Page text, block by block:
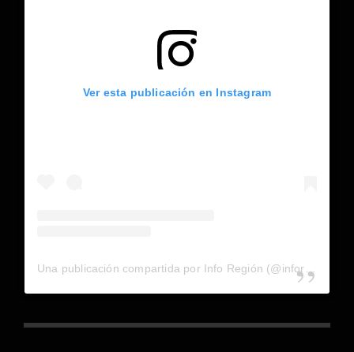
Ver esta publicación en Instagram